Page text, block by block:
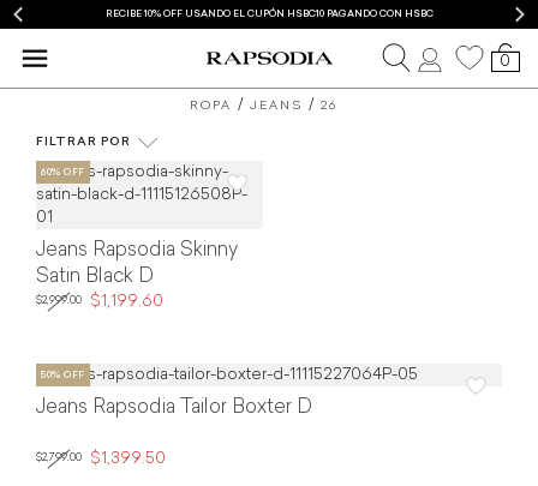
RECIBE 10% OFF USANDO EL CUPÓN HSBC10 PAGANDO CON HSBC
0
camisas
de
mujer
Rapsodia
jeans
ROPA JEANS 26
FILTRAR POR
COMPOSICIÓN
COLOR
TIPO DE PRODUCTO
PRECIO
JEANS (4)
Jeans Rapsodia Skinny
Satin Black D
$2,999.00 $1,199.60
Jeans Rapsodia Tailor Boxter D
$2,799.00 $1,399.50